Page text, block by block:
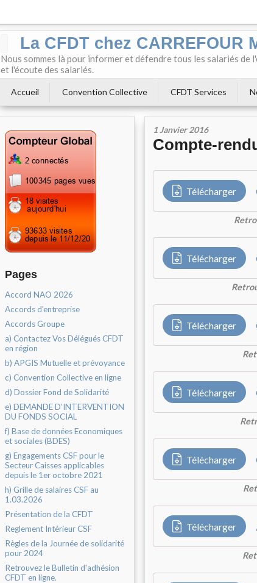
La CFDT chez CARREFOUR
Nous sommes là pour informer et défendre tous les salariés
et l'écoute des salariés.
Accueil Convention Collective CFDT Services
Pages
Accord NAO 2026
Accords d'entreprise
Accords Groupe
a) Contactez Vos Délégués CFDT
en région
b) APGIS Mutuelle et prévoyance
c) Convention Collective en ligne
d) Dossier Fond de Solidarité
e) DEMANDE D’INTERVENTION
DU FONDS SOCIAL
f) Base de données Economiques
et sociales (BDES)
g) Engagements CSF pour le
Secteur Caisses applicables
depuis le 1er octobre 2021
h) Grille de salaires CSF au
1.03.2026
Présentation de la CFDT
Reglement Intérieur CSF
Règles de la Journée de solidarité
pour 2024
Retrouvez le Bulletin d'adhésion
CFDT en ligne.
1 Janvier 2016
Compte-
Télécharger
Télécharger
Télécharger
Télécharger
Télécharger
Télécharger